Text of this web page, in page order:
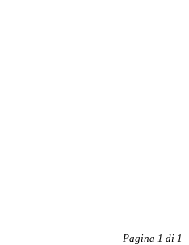
Pagina 1 di 1